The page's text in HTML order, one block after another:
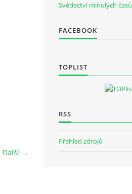
Další →
Svědectví minulých časů
FACEBOOK
TOPLIST
RSS
Přehled zdrojů